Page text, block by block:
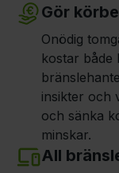
Gör
Onödig
kostar både
insikter och
och sänka
minskar.
All